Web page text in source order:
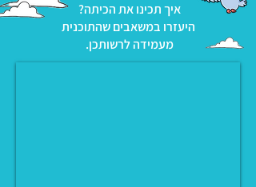
איך תכינו את הכיתה?
היעזרו במשאבים שהתוכנית
מעמידה לרשותכן.